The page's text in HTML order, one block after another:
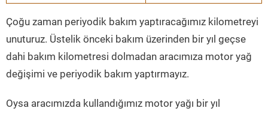
Çoğu zaman periyodik bakım yaptıracağımız kilometreyi
unuturuz. Üstelik önceki bakım üzerinden bir yıl geçse
dahi bakım kilometresi dolmadan aracımıza motor yağ
değişimi ve periyodik bakım yaptırmayız.
Oysa aracımızda kullandığımız motor yağı bir yıl